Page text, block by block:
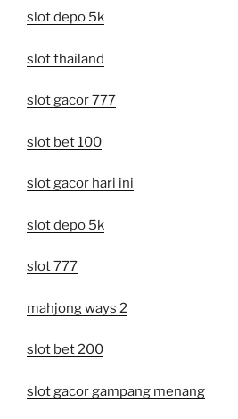
slot depo 5k
slot thailand
slot gacor 777
slot bet 100
slot gacor hari ini
slot depo 5k
slot 777
mahjong ways 2
slot bet 200
slot gacor gampang menang